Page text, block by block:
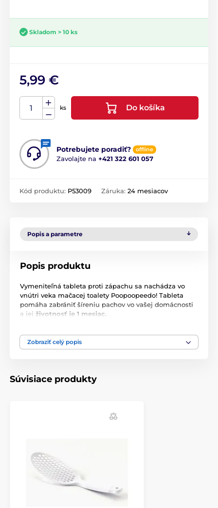
Skladom > 10 ks
5,99 €
ks Do košíka
Potrebujete poradiť? offline
Zavolajte na +421 322 601 057
Kód produktu: P53009 Záruka: 24 mesiacov
Popis a parametre
Popis produktu
Vymeniteľná tableta proti zápachu sa nachádza vo
vnútri veka mačacej toalety Poopoopeedo! Tableta
pomáha zabrániť šíreniu pachov vo vašej domácnosti
a jej životnosť je 1 mesiac.
predchádzajúceho upozornenia. Obrázky majú len
ilustračný charakter.
Produkt je zaradený v kategóriách
Príslušenstvo k toaletám SinDesign
Zobraziť celý popis
Súvisiace produkty